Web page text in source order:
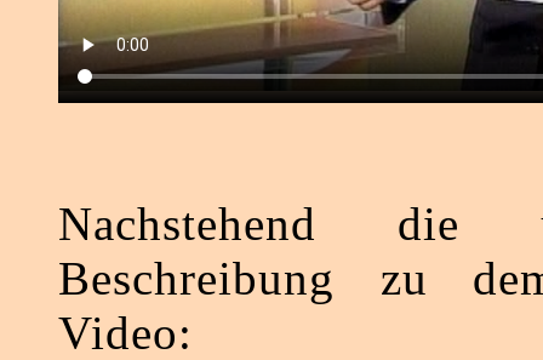
Nachstehend die
Beschreibung zu
Video: